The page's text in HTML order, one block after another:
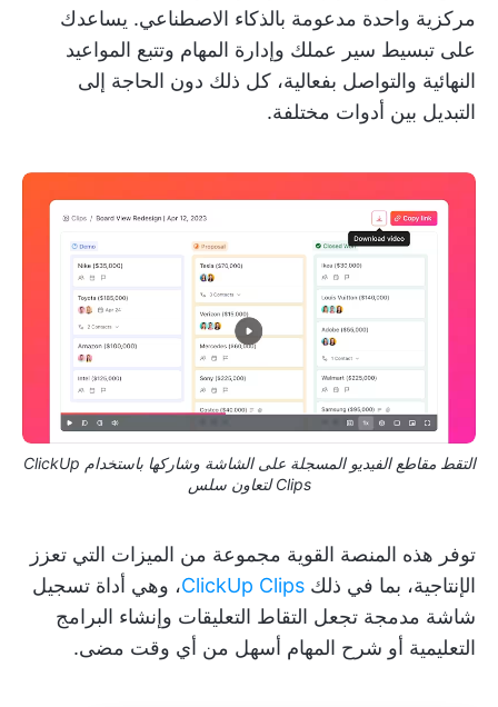
مركزية واحدة مدعومة بالذكاء الاصطناعي. يساعدك
على تبسيط سير عملك وإدارة المهام وتتبع المواعيد
النهائية والتواصل بفعالية، كل ذلك دون الحاجة إلى
التبديل بين أدوات مختلفة.
التقط مقاطع الفيديو المسجلة على الشاشة وشاركها باستخدام ClickUp
Clips لتعاون سلس
توفر هذه المنصة القوية مجموعة من الميزات التي تعزز
الإنتاجية، بما في ذلك ClickUp Clips، وهي أداة تسجيل
شاشة مدمجة تجعل التقاط التعليقات وإنشاء البرامج
التعليمية أو شرح المهام أسهل من أي وقت مضى.